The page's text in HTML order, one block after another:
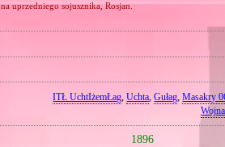
na uprzedniego sojusznika, Rosjan.
ITŁ UchtIżemŁag ,Uchta ,Gułag ,Masakry
1896